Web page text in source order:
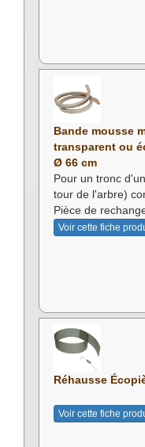
Bande mousse
transparent ou
Ø 66 cm
Pour un tronc
tour de l'arbre)
Pièce de
Voir cette fiche
Réhausse
Voir cette fiche